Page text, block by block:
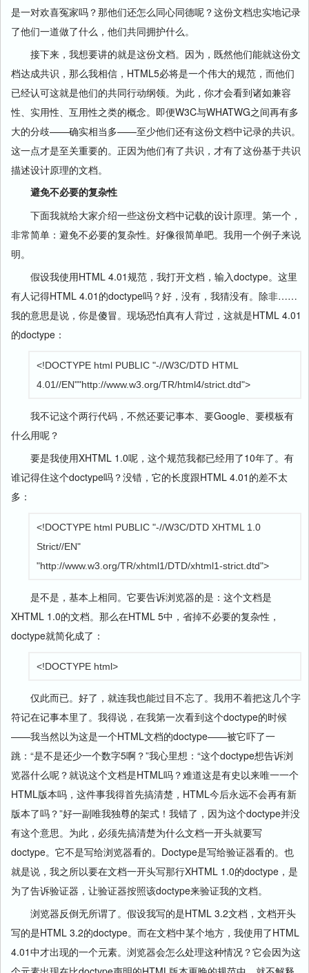
是一对欢喜冤家吗？那他们还怎么同心同德呢？这份文档忠实地记录
了他们一道做了什么，他们共同拥护什么。
接下来，我想要讲的就是这份文档。因为，既然他们能就这份文
档达成共识，那么我相信，HTML5必将是一个伟大的规范，而他们
已经认可这就是他们的共同行动纲领。为此，你才会看到诸如兼容
性、实用性、互用性之类的概念。即便W3C与WHATWG之间再有多
大的分歧——确实相当多——至少他们还有这份文档中记录的共识。
这一点才是至关重要的。正因为他们有了共识，才有了这份基于共识
描述设计原理的文档。
避免不必要的复杂性
下面我就给大家介绍一些这份文档中记载的设计原理。第一个，
非常简单：避免不必要的复杂性。好像很简单吧。我用一个例子来说
明。
假设我使用HTML 4.01规范，我打开文档，输入doctype。这里
有人记得HTML 4.01的doctype吗？好，没有，我猜没有。除非……
我的意思是说，你是傻冒。现场恐怕真有人背过，这就是HTML 4.01
的doctype：
<!DOCTYPE html PUBLIC "-//W3C/DTD HTML
4.01//EN""http://www.w3.org/TR/html4/strict.dtd">
我不记这个两行代码，不然还要记事本、要Google、要模板有
什么用呢？
要是我使用XHTML 1.0呢，这个规范我都已经用了10年了。有
谁记得住这个doctype吗？没错，它的长度跟HTML 4.01的差不太
多：
<!DOCTYPE html PUBLIC "-//W3C/DTD XHTML 1.0
Strict//EN"
"http://www.w3.org/TR/xhtml1/DTD/xhtml1-strict.dtd">
是不是，基本上相同。它要告诉浏览器的是：这个文档是
XHTML 1.0的文档。那么在HTML 5中，省掉不必要的复杂性，
doctype就简化成了：
<!DOCTYPE html>
仅此而已。好了，就连我也能过目不忘了。我用不着把这几个字
符记在记事本里了。我得说，在我第一次看到这个doctype的时候
——我当然以为这是一个HTML文档的doctype——被它吓了一
跳：“是不是还少一个数字5啊？”我心里想：“这个doctype想告诉浏
览器什么呢？就说这个文档是HTML吗？难道这是有史以来唯一一个
HTML版本吗，这件事我得首先搞清楚，HTML今后永远不会再有新
版本了吗？”好一副唯我独尊的架式！我错了，因为这个doctype并没
有这个意思。为此，必须先搞清楚为什么文档一开头就要写
doctype。它不是写给浏览器看的。Doctype是写给验证器看的。也
就是说，我之所以要在文档一开头写那行XHTML 1.0的doctype，是
为了告诉验证器，让验证器按照该doctype来验证我的文档。
浏览器反倒无所谓了。假设我写的是HTML 3.2文档，文档开头
写的是HTML 3.2的doctype。而在文档中某个地方，我使用了HTML
4.01中才出现的一个元素。浏览器会怎么处理这种情况？它会因为这